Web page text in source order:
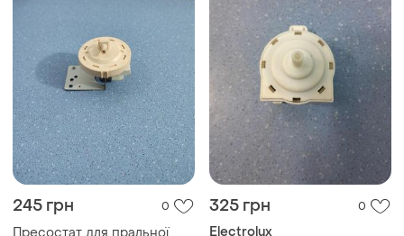
245 грн 0 325 грн 0
Electrolux